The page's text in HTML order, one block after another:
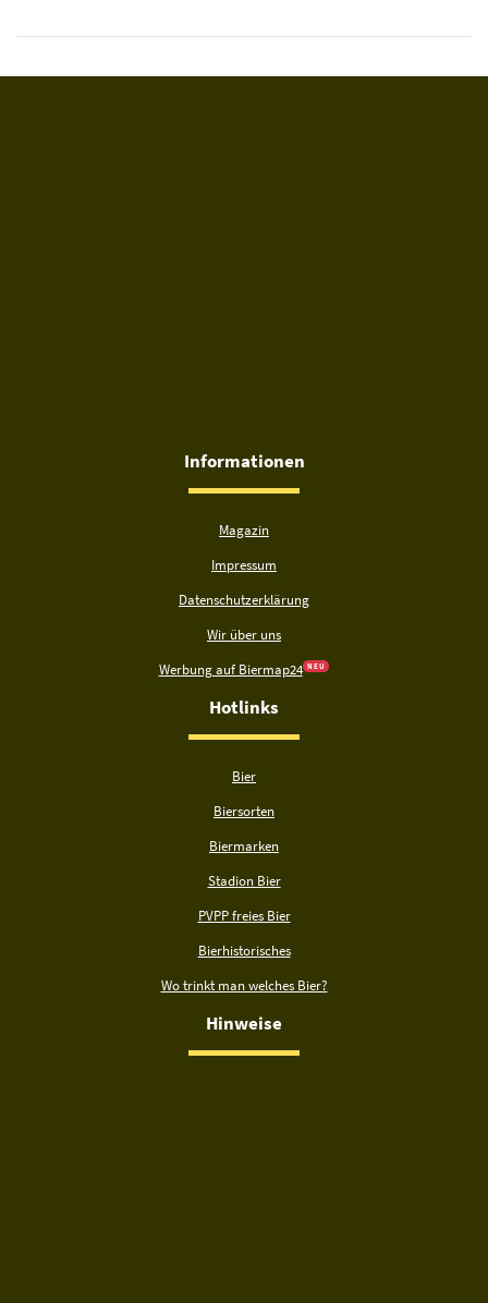
Informationen
Magazin
Impressum
Datenschutzerklärung
Wir über uns
Werbung auf Biermap24 N E U
Hotlinks
Bier
Biersorten
Biermarken
Stadion Bier
PVPP freies Bier
Bierhistorisches
Wo trinkt man welches Bier?
Hinweise